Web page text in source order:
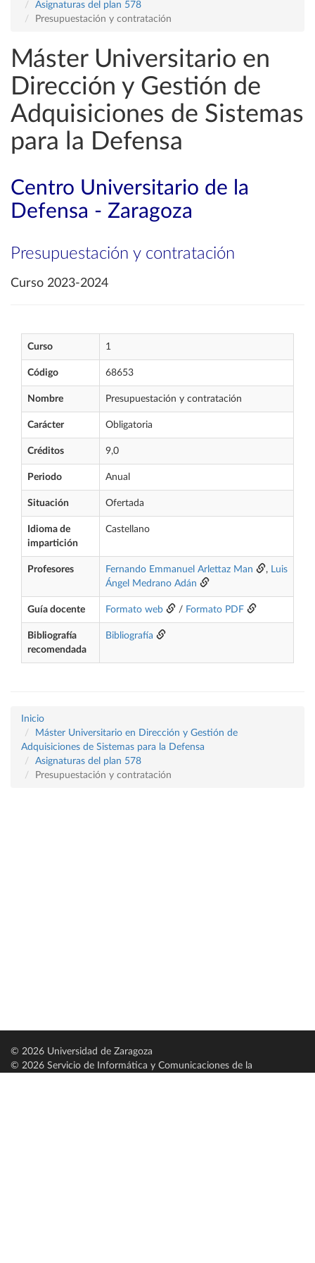
Asignaturas del plan 578
Presupuestación y contratación
Máster Universitario en
Dirección y Gestión de
Adquisiciones de Sistemas
para la Defensa
Centro Universitario de la
Defensa - Zaragoza
Presupuestación y contratación
Curso 2023-2024
Curso 1
Código 68653
Nombre Presupuestación y contratación
Carácter Obligatoria
Créditos 9,0
Periodo Anual
Situación Ofertada
Idioma de
impartición
Castellano
Profesores Fernando Emmanuel Arlettaz Man , Luis
Ángel Medrano Adán
Guía docente Formato web / Formato PDF
Bibliografía
recomendada
Bibliografía
Inicio
Máster Universitario en Dirección y Gestión de
Adquisiciones de Sistemas para la Defensa
Asignaturas del plan 578
Presupuestación y contratación
© 2026 Universidad de Zaragoza
© 2026 Servicio de Informática y Comunicaciones de la